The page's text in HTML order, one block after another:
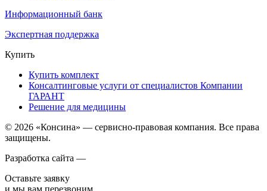
Информационный банк
Экспертная поддержка
Купить
Купить комплект
Консалтинговые услуги от специалистов Компании
ГАРАНТ
Решение для медицины
© 2026 «Консина» — сервисно-правовая компания. Все права
защищены.
Разработка сайта —
Оставьте заявку